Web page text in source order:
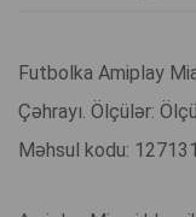
Futbolka Amiplay
Çəhrayı. Ölçülər:
Məhsul kodu: